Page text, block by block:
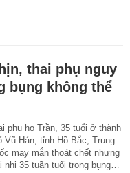
thai phụ nguy
bụng không thể
phụ họ Trần, 35 tuổi ở thành
Vũ Hán, tỉnh Hồ Bắc, Trung
may mắn thoát chết nhưng
nhi 35 tuần tuổi trong bụng…